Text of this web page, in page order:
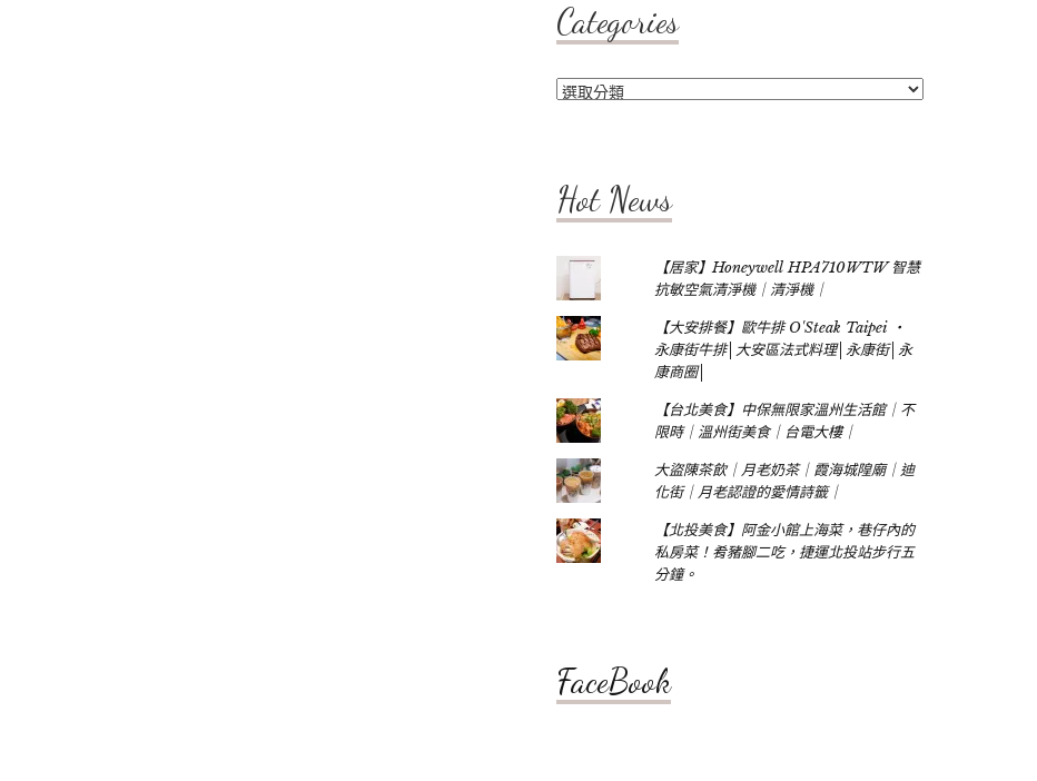
Categories
Categories
Hot News
【居家】Honeywell HPA710WTW 智慧
抗敏空氣清淨機｜清淨機｜
【大安排餐】歐牛排 O'Steak Taipei ‧
永康街牛排│大安區法式料理│永康街│永
康商圈│
【台北美食】中保無限家溫州生活館｜不
限時｜溫州街美食｜台電大樓｜
大盜陳茶飲｜月老奶茶｜霞海城隍廟｜迪
化街｜月老認證的愛情詩籤｜
【北投美食】阿金小館上海菜，巷仔內的
私房菜！肴豬腳二吃，捷運北投站步行五
分鐘。
FaceBook